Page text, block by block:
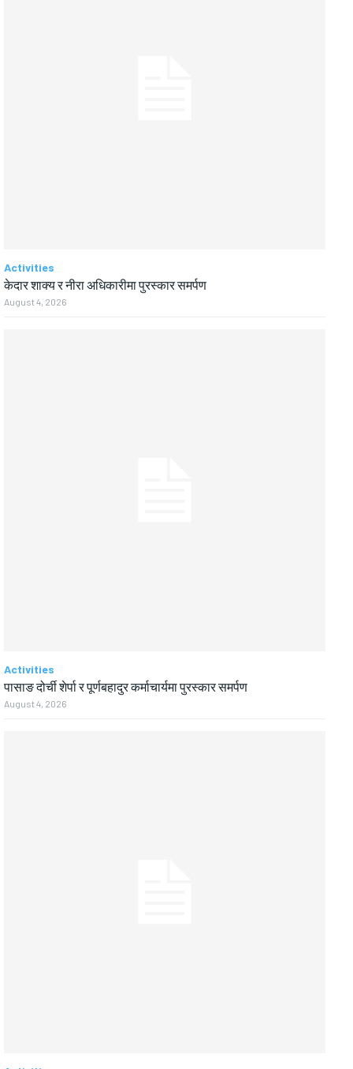
Activities
केदार शाक्य र नीरा अधिकारीमा पुरस्कार समर्पण
August 4, 2026
Activities
पासाङ दोर्ची शेर्पा र पूर्णबहादुर कर्माचार्यमा पुरस्कार समर्पण
August 4, 2026